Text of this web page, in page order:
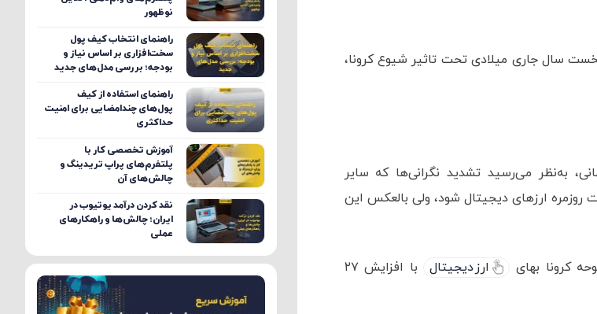
سال جاری میلادی تحت تاثیر شیوع کرونا،
به‌نظر می‌رسید تشدید نگرانی‌ها که سایر
روزمره ارزهای دیجیتال شود، ولی بالعکس این
کرونا بهای ارز دیجیتال
با افزایش ۲۷
نوظهور
راهنمای انتخاب کیف پول
سخت‌افزاری بر اساس نیاز و
بودجه؛ بررسی مدل‌های جدید
راهنمای استفاده از کیف
پول‌های چندامضایی برای امنیت
حداکثری
آموزش تخصصی کار با
پلتفرم‌های پراپ تریدینگ و
چالش‌های آن
نقد کردن درآمد یوتیوب در
ایران؛ چالش‌ها و راهکارهای
عملی